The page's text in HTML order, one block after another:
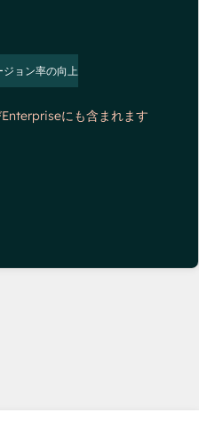
ョン率の向上
にも含まれます